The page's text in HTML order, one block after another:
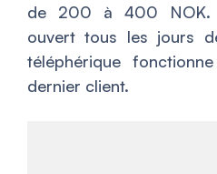
de 200 à 400 NOK.
ouvert tous les jours
téléphérique
dernier client.